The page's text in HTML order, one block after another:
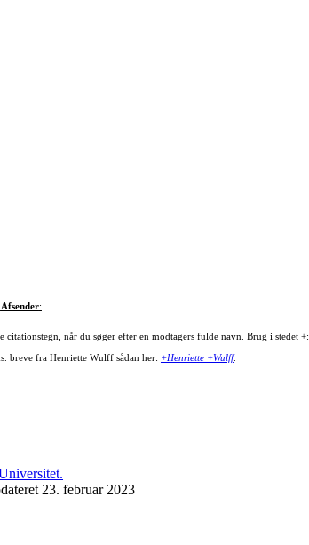
Afsender:
citationstegn, når du søger efter en modtagers fulde navn. Brug i stedet +:
breve fra Henriette Wulff sådan her: +Henriette +Wulff.
23. februar 2023